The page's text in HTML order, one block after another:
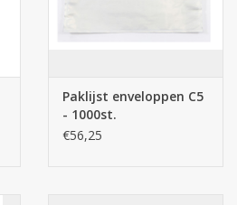
Paklijst enveloppen C5
- 1000st.
€56,25